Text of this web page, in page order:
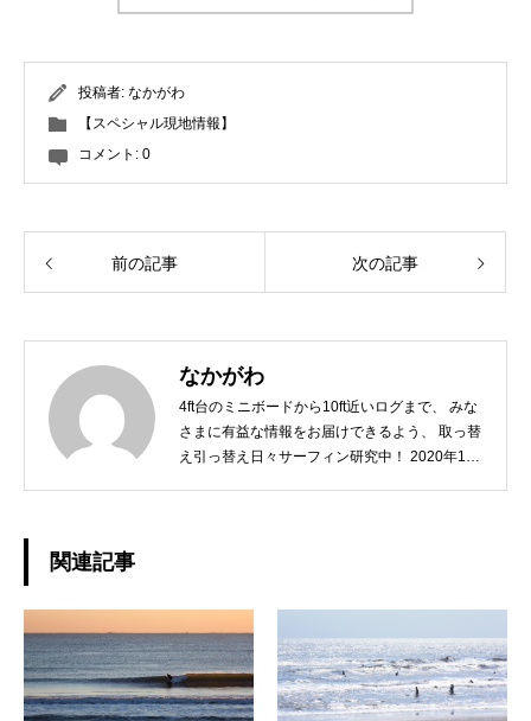
投稿者: なかがわ
【スペシャル現地情報】
コメント: 0
前の記事 次の記事
なかがわ
4ft台のミニボードから10ft近いログまで、 みな
さまに有益な情報をお届けできるよう、 取っ替
え引っ替え日々サーフィン研究中！ 2020年10
関連記事